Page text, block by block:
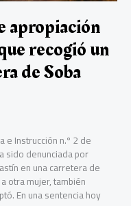
apropiación
recogió un
de Soba
e Instrucción n.º 2 de
sido denunciada por
en una carretera de
otra mujer, también
En una sentencia hoy